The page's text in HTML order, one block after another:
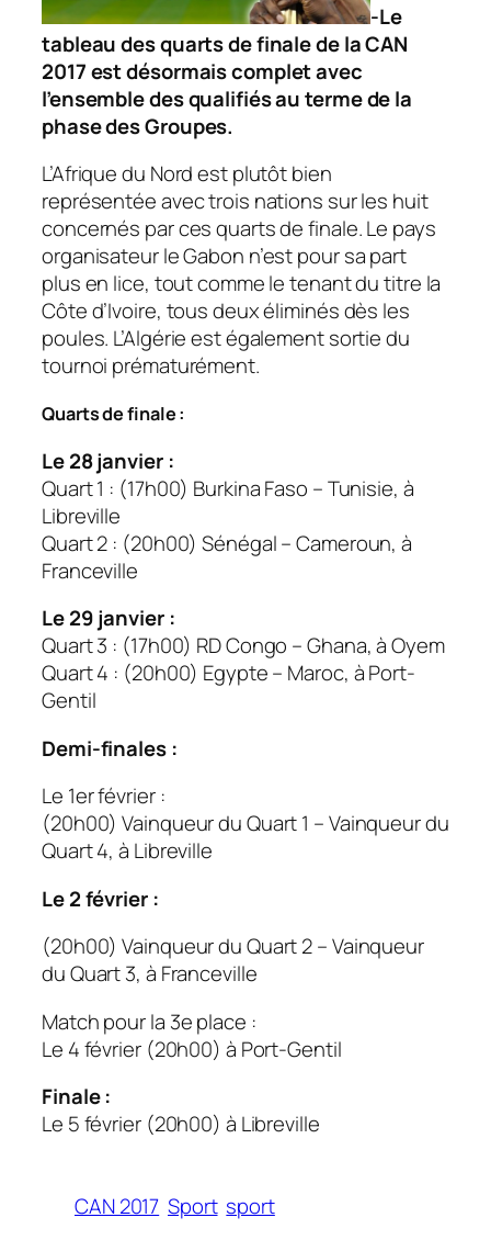
-Le
tableau des quarts de finale de la CAN
2017 est désormais complet avec
l’ensemble des qualifiés au terme de la
phase des Groupes.
L’Afrique du Nord est plutôt bien
représentée avec trois nations sur les huit
concernés par ces quarts de finale. Le pays
organisateur le Gabon n’est pour sa part
plus en lice, tout comme le tenant du titre la
Côte d’Ivoire, tous deux éliminés dès les
poules. L’Algérie est également sortie du
tournoi prématurément.
Quarts de finale :
Le 28 janvier :
Quart 1 : (17h00) Burkina Faso – Tunisie, à
Libreville
Quart 2 : (20h00) Sénégal – Cameroun, à
Franceville
Le 29 janvier :
Quart 3 : (17h00) RD Congo – Ghana, à Oyem
Quart 4 : (20h00) Egypte – Maroc, à Port-
Gentil
Demi-finales :
Le 1er février :
(20h00) Vainqueur du Quart 1 – Vainqueur du
Quart 4, à Libreville
Le 2 février :
(20h00) Vainqueur du Quart 2 – Vainqueur
du Quart 3, à Franceville
Match pour la 3e place :
Le 4 février (20h00) à Port-Gentil
Finale :
Le 5 février (20h00) à Libreville
CAN 2017 Sport sport